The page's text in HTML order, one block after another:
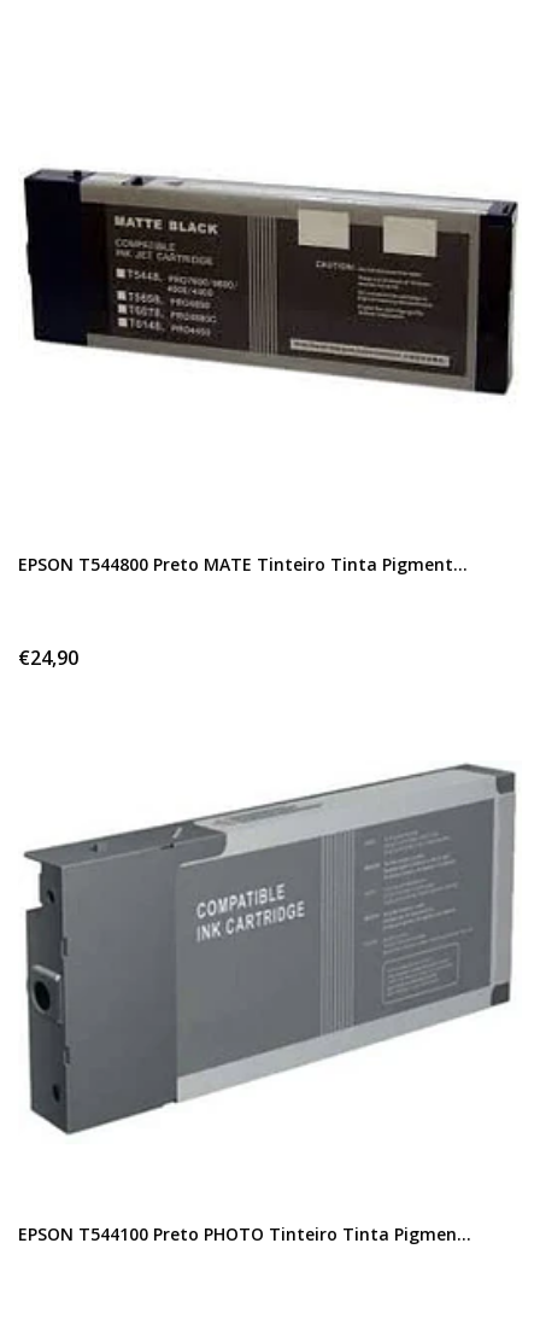
EPSON T544800 Preto MATE Tinteiro Tinta Pigment...
€24,90
EPSON T544100 Preto PHOTO Tinteiro Tinta Pigmen...